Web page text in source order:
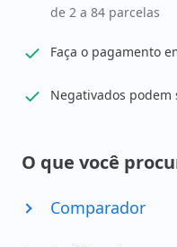
de 2 a 84 parcelas
Faça o pagamento
Negativados podem
O que você
Comparador